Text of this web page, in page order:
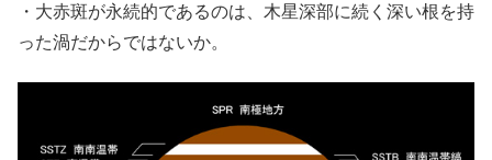
・大赤斑が永続的であるのは、木星深部に続く深い根を持
った渦だからではないか。